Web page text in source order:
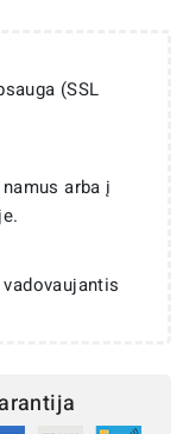
(SSL
arba į